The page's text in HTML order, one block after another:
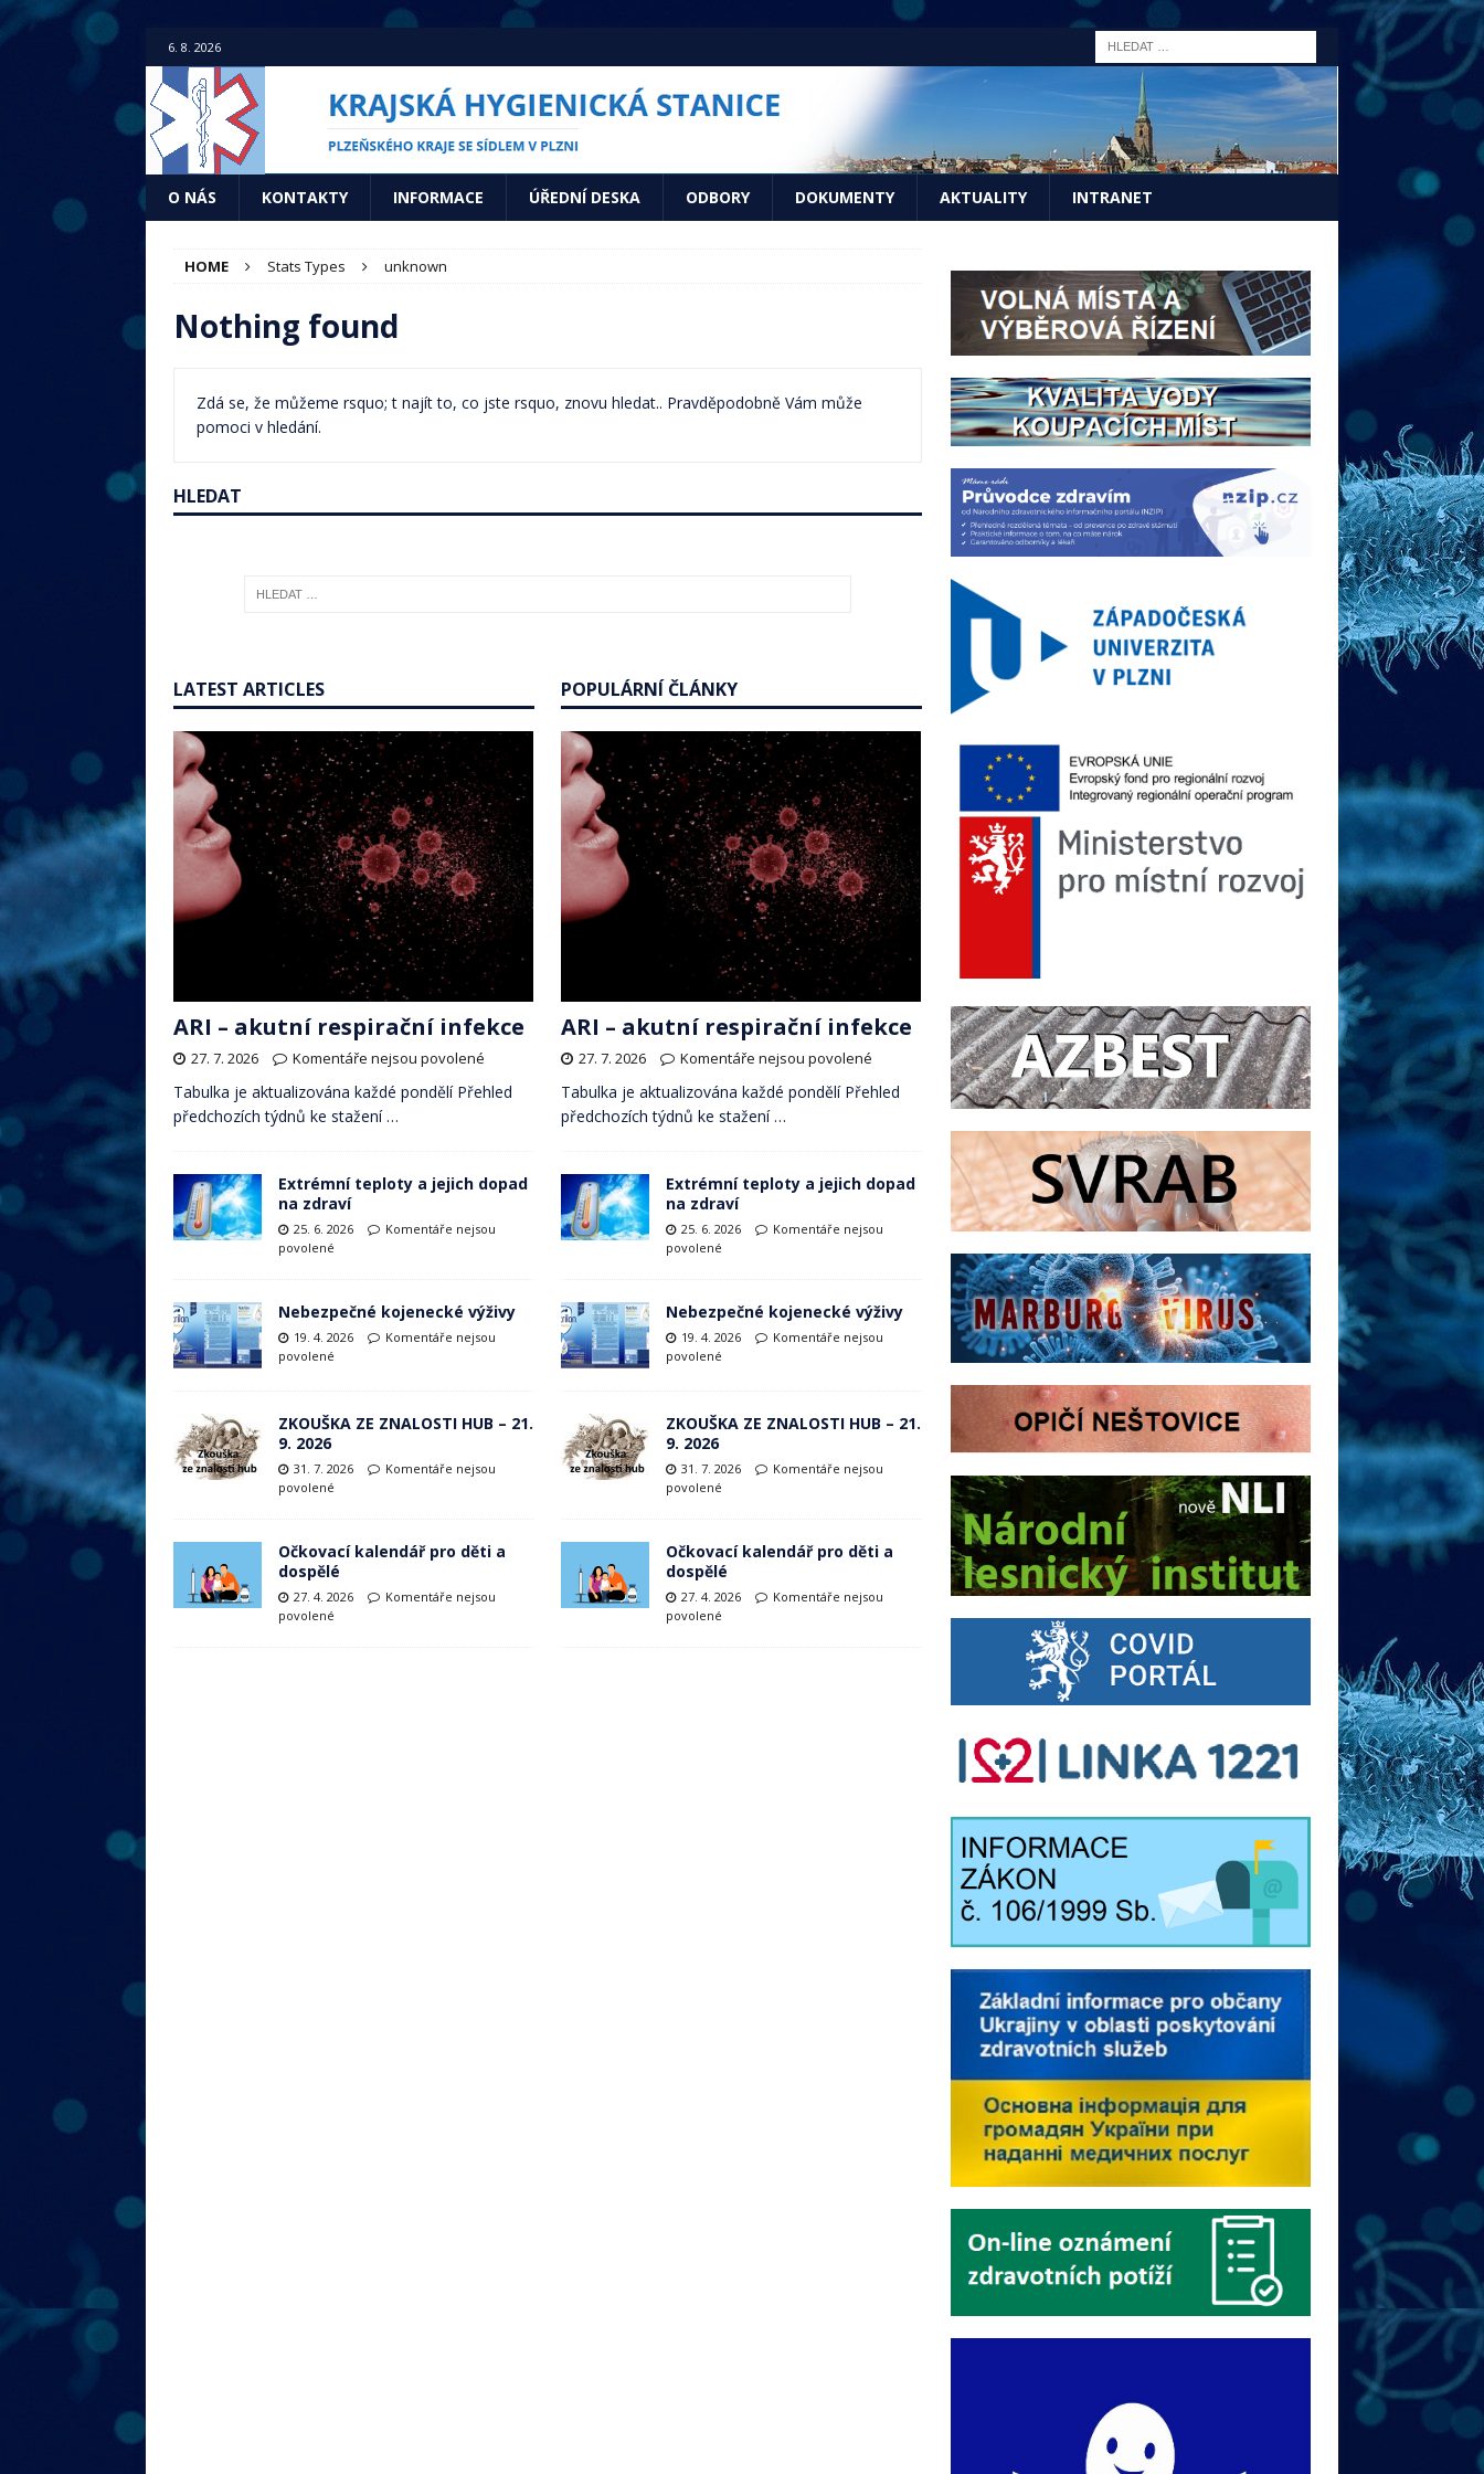
6. 8. 2026
O NÁS KONTAKTY INFORMACE ÚŘEDNÍ DESKA ODBORY DOKUMENTY AKTUALITY INTRANET
HOME Stats Types unknown
Nothing found
Zdá se, že můžeme rsquo; t najít to, co jste rsquo, znovu hledat.. Pravděpodobně Vám může
pomoci v hledání.
HLEDAT
LATEST ARTICLES
ARI – akutní respirační infekce
27. 7. 2026 Komentáře nejsou povolené
Tabulka je aktualizována každé pondělí Přehled
předchozích týdnů ke stažení …
Extrémní teploty a jejich dopad
na zdraví
25. 6. 2026
Komentáře nejsou
povolené
Nebezpečné kojenecké výživy
19. 4. 2026
Komentáře nejsou
povolené
ZKOUŠKA ZE ZNALOSTI HUB – 21.
9. 2026
31. 7. 2026
Komentáře nejsou
povolené
Očkovací kalendář pro děti a
dospělé
27. 4. 2026
Komentáře nejsou
povolené
POPULÁRNÍ ČLÁNKY
ARI – akutní respirační infekce
27. 7. 2026 Komentáře nejsou povolené
Tabulka je aktualizována každé pondělí Přehled
předchozích týdnů ke stažení …
Extrémní teploty a jejich dopad
na zdraví
25. 6. 2026
Komentáře nejsou
povolené
Nebezpečné kojenecké výživy
19. 4. 2026
Komentáře nejsou
povolené
ZKOUŠKA ZE ZNALOSTI HUB – 21.
9. 2026
31. 7. 2026
Komentáře nejsou
povolené
Očkovací kalendář pro děti a
dospělé
27. 4. 2026
Komentáře nejsou
povolené